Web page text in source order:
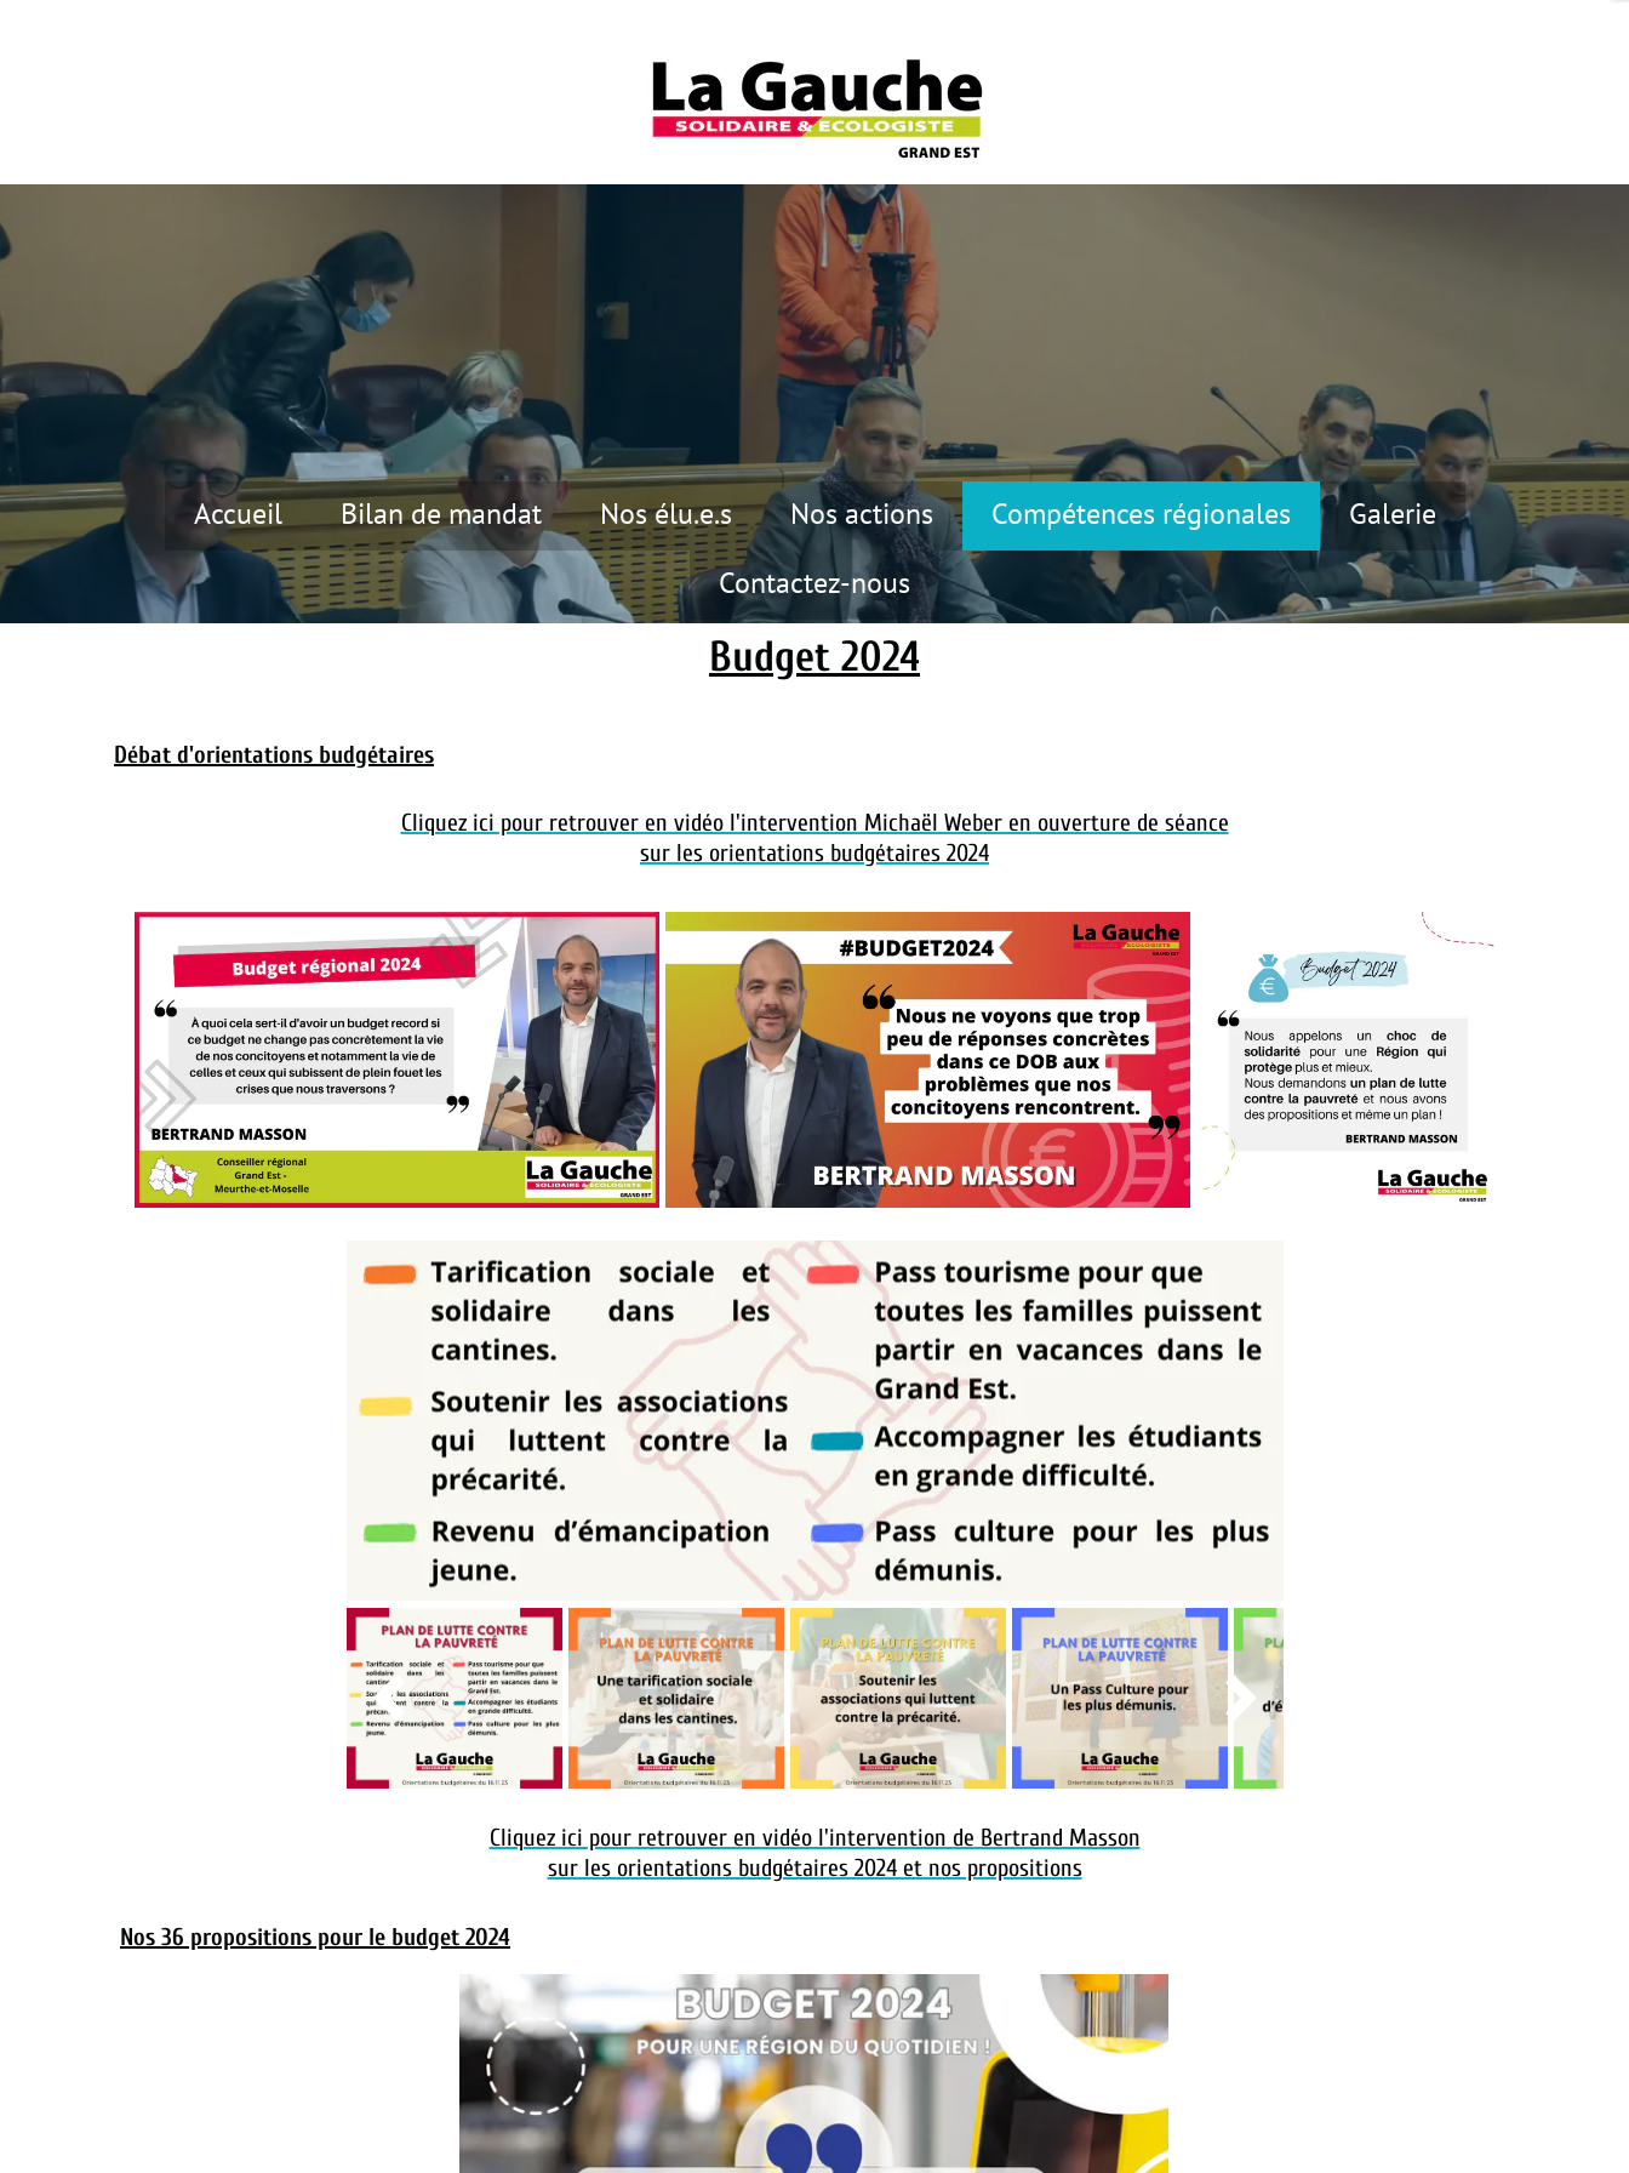
Accueil Bilan de mandat Nos élu.e.s Nos actions Compétences régionales
Galerie
Contactez-nous
Budget 2024
Débat d'orientations budgétaires
Cliquez ici pour retrouver en vidéo l'intervention Michaël Weber en ouverture de séance
sur les orientations budgétaires 2024
 
Cliquez ici pour retrouver en vidéo l'intervention de Bertrand Masson
sur les orientations budgétaires 2024 et nos propositions
Nos 36 propositions pour le budget 2024